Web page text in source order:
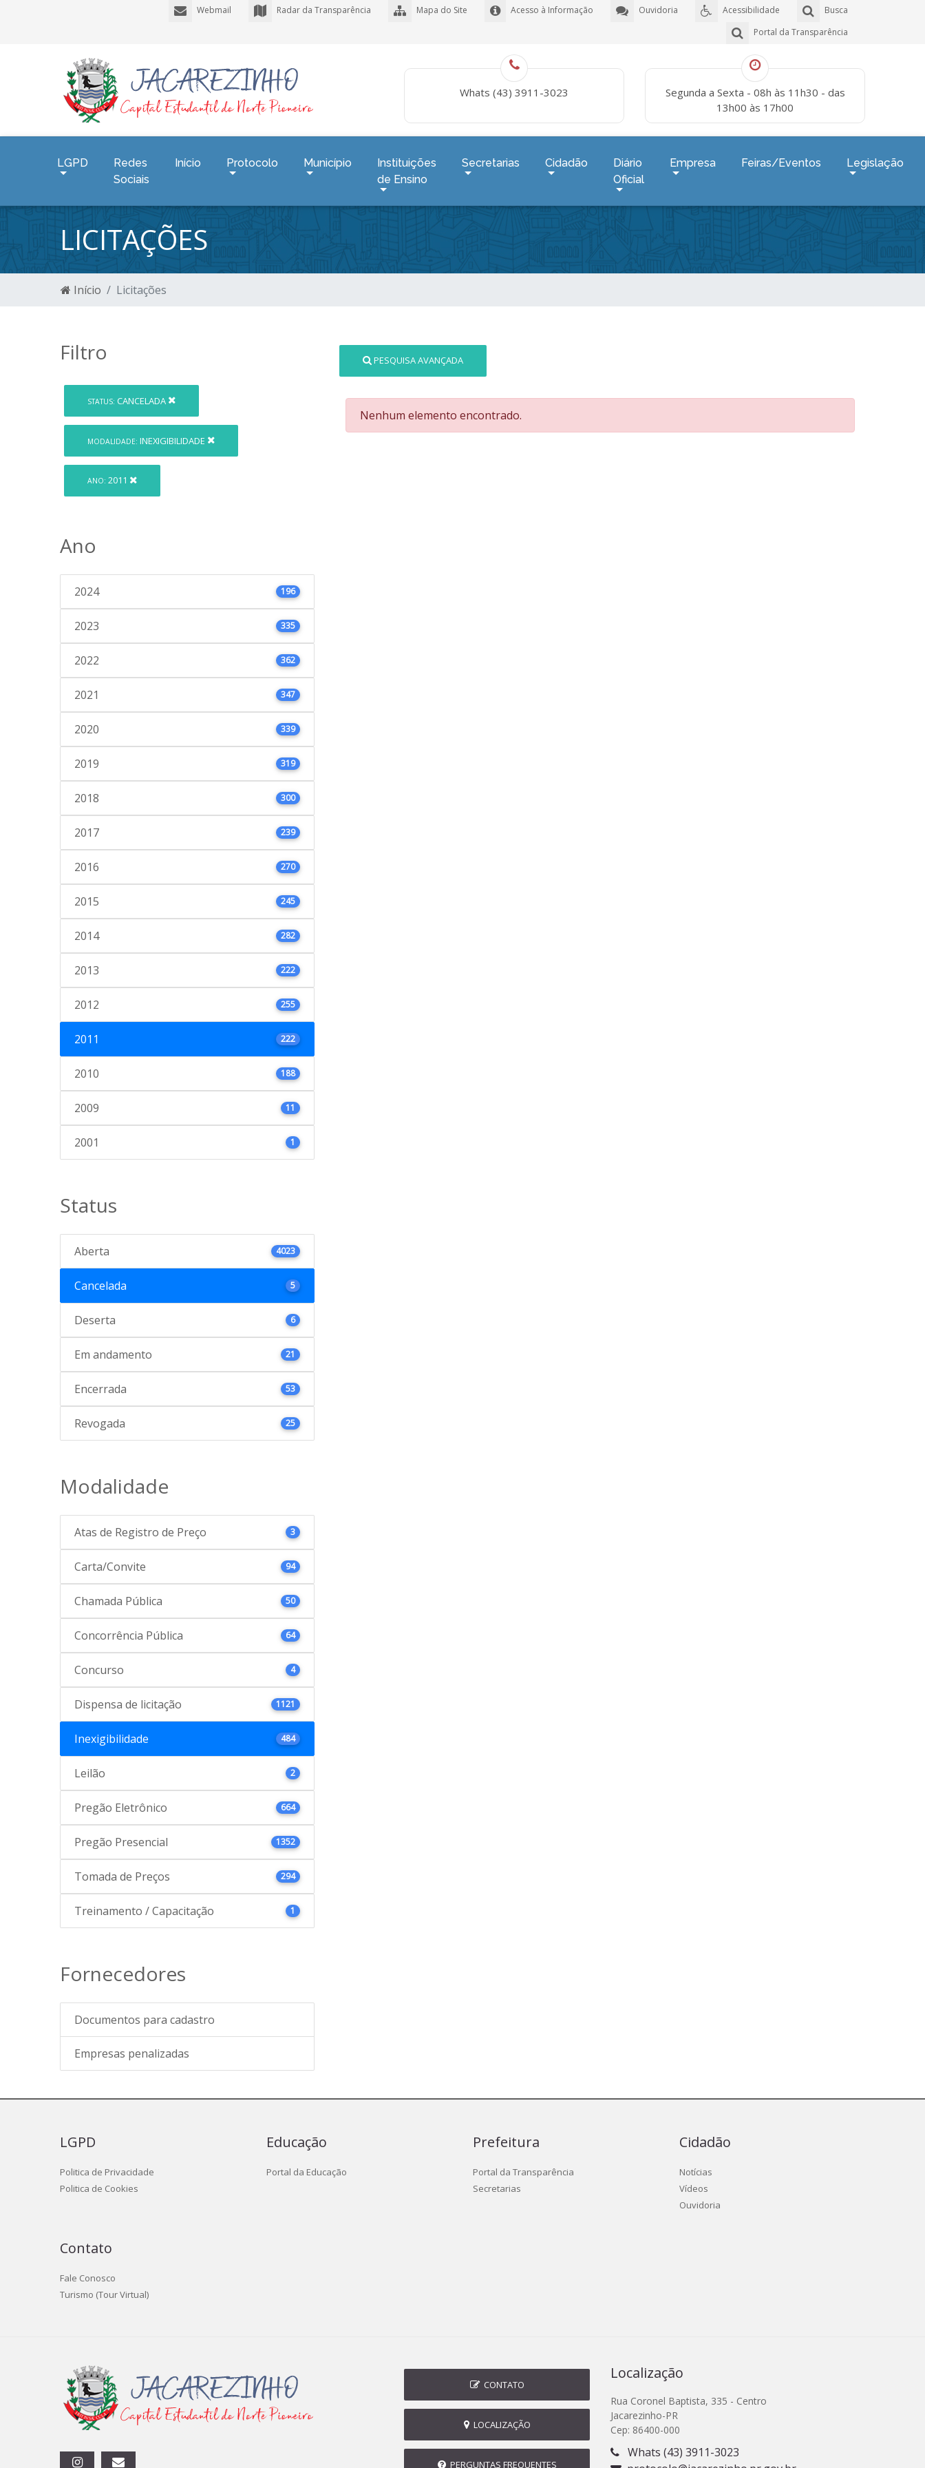
Busca
Acessibilidade
Ouvidoria
Acesso à Informação
Mapa do Site
Radar da Transparência
Webmail
Portal da Transparência
Whats (43) 3911-3023
Segunda a Sexta - 08h às 11h30 - das
13h00 às 17h00
LGPD
Redes
Sociais
Início Protocolo Município
Instituições
de Ensino
Secretarias Cidadão
Diário
Oficial
Empresa Feiras/Eventos Legislação
LICITAÇÕES
Início Licitações
Filtro
STATUS: CANCELADA
MODALIDADE: INEXIGIBILIDADE
ANO: 2011
Ano
2024 196
2023 335
2022 362
2021 347
2020 339
2019 319
2018 300
2017 239
2016 270
2015 245
2014 282
2013 222
2012 255
2011 222
2010 188
2009 11
2001 1
Status
Aberta 4023
Cancelada 5
Deserta 6
Em andamento 21
Encerrada 53
Revogada 25
Modalidade
Atas de Registro de Preço 3
Carta/Convite 94
Chamada Pública 50
Concorrência Pública 64
Concurso 4
Dispensa de licitação 1121
Inexigibilidade 484
Leilão 2
Pregão Eletrônico 664
Pregão Presencial 1352
Tomada de Preços 294
Treinamento / Capacitação 1
Fornecedores
Documentos para cadastro
Empresas penalizadas
PESQUISA AVANÇADA
Nenhum elemento encontrado.
LGPD
Politica de Privacidade
Politica de Cookies
Educação
Portal da Educação
Prefeitura
Portal da Transparência
Secretarias
Cidadão
Notícias
Vídeos
Ouvidoria
Contato
Fale Conosco
Turismo (Tour Virtual)
CONTATO
LOCALIZAÇÃO
PERGUNTAS FREQUENTES
Localização
Rua Coronel Baptista, 335 - Centro
Jacarezinho-PR
Cep: 86400-000
Whats (43) 3911-3023